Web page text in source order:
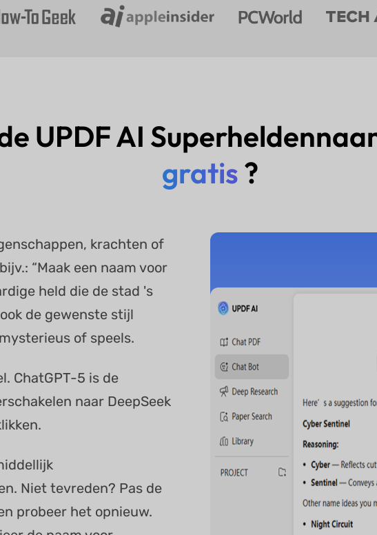
UPDF AI
gratis?
krachten of
“Maak een naam voor
held die de stad 's
de gewenste stijl
of speels.
ChatGPT-5 is de
naar DeepSeek
Niet tevreden? Pas de
probeer het opnieuw.